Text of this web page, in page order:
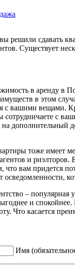
решили сдавать
Существует
в аренду в
в этом
с вашими вещами.
сотрудничаете с
на дополнительный
тоже имеет
и риэлторов.
что вам придется
–
и спокойнее.
Что касается
Имя